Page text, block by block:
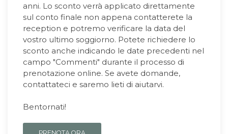
anni. Lo sconto verrà applicato direttamente
sul conto finale non appena contatterete la
reception e potremo verificare la data del
vostro ultimo soggiorno. Potete richiedere lo
sconto anche indicando le date precedenti nel
campo "Commenti" durante il processo di
prenotazione online. Se avete domande,
contattateci e saremo lieti di aiutarvi.
Bentornati!